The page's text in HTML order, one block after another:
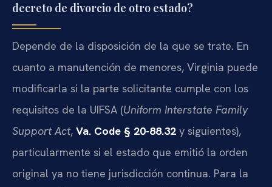
decreto de divorcio de otro estado?
Depende de la disposición de la que se trate. En
cuanto a manutención de menores, Virginia puede
modificarla si la parte solicitante cumple con los
requisitos de la UIFSA (Uniform Interstate Family
Support Act, Va. Code § 20-88.32 y siguientes),
particularmente si el estado que emitió la orden
original ya no tiene jurisdicción continua. Para la